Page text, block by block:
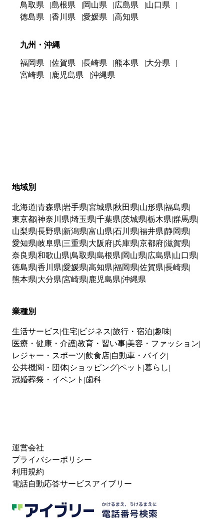
鳥取県 島根県 岡山県 広島県
山口県
徳島県
香川県 愛媛県 高知県
九州・沖縄
福岡県 佐賀県 長崎県 熊本県
大分県
宮崎県
鹿児島県 沖縄県
地域別
北海道 青森県 岩手県 宮城県 秋田県 山形県 福島県
東京都神奈川県 埼玉県 千葉県 茨城県 栃木県 群馬県
山梨県 長野県 新潟県 富山県 石川県 福井県 静岡県
愛知県 岐阜県 三重県 大阪府兵庫県 京都府滋賀県
奈良県 和歌山県 鳥取県 島根県 岡山県 広島県 山口県
徳島県 香川県 愛媛県 高知県 福岡県 佐賀県 長崎県
熊本県 大分県 宮崎県 鹿児島県 沖縄県
業種別
生活サービス 住宅 ビジネス 旅行・宿泊 趣味
医療・健康・介護教育・習い事 美容・ファッション
レジャー・スポーツ 飲食店 自動車・バイク
公共機関・団体 ショッピングペット 暮らし
冠婚葬祭・イベント 歯科
運営会社
プライバシーポリシー
利用規約
電話自動応答サービスアイブリー